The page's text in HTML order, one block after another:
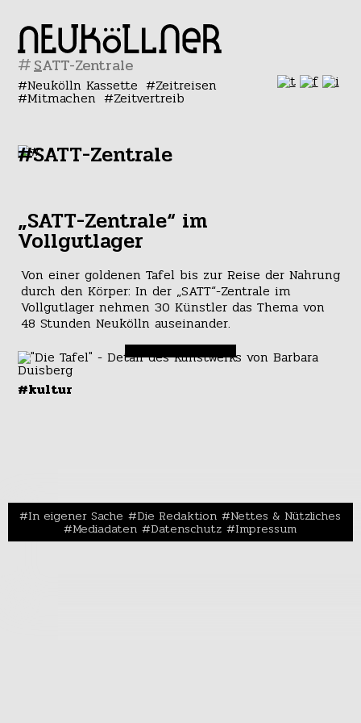
#
Neukölln Kassette Zeitreisen
Mitmachen Zeitvertreib
#SATT-Zentrale
„SATT-Zentrale“ im
Vollgutlager
Von einer goldenen Tafel bis zur Reise der Nahrung
durch den Körper: In der „SATT“-Zentrale im
Vollgutlager nehmen 30 Künstler das Thema von
48 Stunden Neukölln auseinander.
#kultur
In eigener Sache Die Redaktion Nettes & Nützliches
Mediadaten Datenschutz Impressum